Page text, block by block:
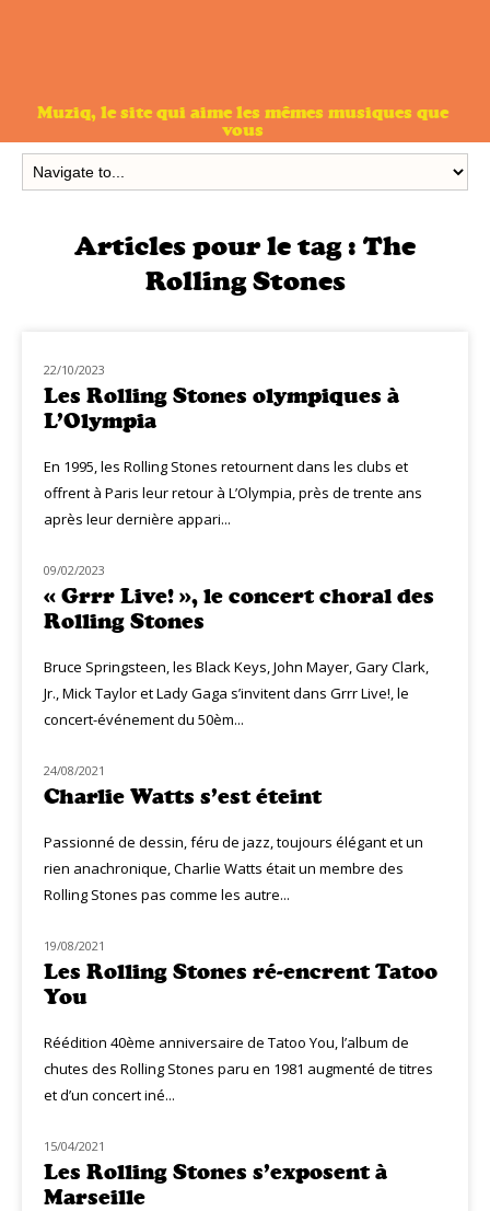
Muziq, le site qui aime les mêmes musiques que
vous
Articles pour le tag : The
Rolling Stones
NOUVEAUTÉS
22/10/2023
Les Rolling Stones olympiques à
L’Olympia
En 1995, les Rolling Stones retournent dans les clubs et
offrent à Paris leur retour à L’Olympia, près de trente ans
après leur dernière appari...
NOUVEAUTÉS
09/02/2023
« Grrr Live! », le concert choral des
Rolling Stones
Bruce Springsteen, les Black Keys, John Mayer, Gary Clark,
Jr., Mick Taylor et Lady Gaga s’invitent dans Grrr Live!, le
concert-événement du 50èm...
HOMMAGE
24/08/2021
Charlie Watts s’est éteint
Passionné de dessin, féru de jazz, toujours élégant et un
rien anachronique, Charlie Watts était un membre des
Rolling Stones pas comme les autre...
CLASSIQ ROCK
19/08/2021
Les Rolling Stones ré-encrent Tatoo
You
Réédition 40ème anniversaire de Tatoo You, l’album de
chutes des Rolling Stones paru en 1981 augmenté de titres
et d’un concert iné...
MUZIQ NEWS
15/04/2021
Les Rolling Stones s’exposent à
Marseille